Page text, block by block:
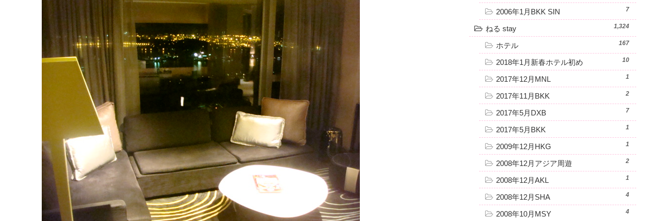
2006年1月BKK SIN 7
ねる stay 1,324
ホテル 167
2018年1月新春ホテル初め 10
2017年12月MNL 1
2017年11月BKK 2
2017年5月DXB 7
2017年5月BKK 1
2009年12月HKG 1
2008年12月アジア周遊 2
2008年12月AKL 1
2008年12月SHA 4
2008年10月MSY 4